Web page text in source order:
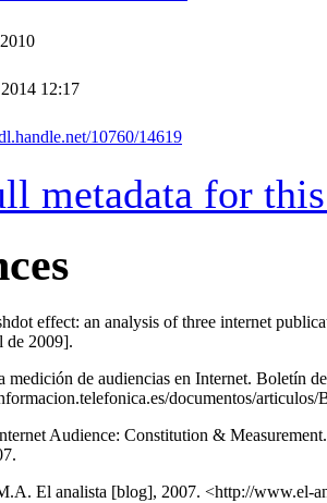
12:17
10760/14619
metadata for
effect: an analysis of three internet
de 2009].
de audiencias en Internet. Boletín
documentos/
Audience: Constitution &
El analista [blog], 2007. <http://www.el-